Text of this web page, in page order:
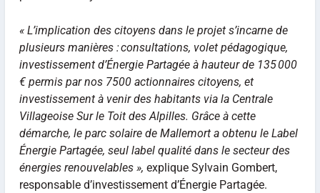
« L’implication des citoyens dans le projet s’incarne de
plusieurs manières : consultations, volet pédagogique,
investissement d’Énergie Partagée à hauteur de 135 000
€ permis par nos 7500 actionnaires citoyens, et
investissement à venir des habitants via la Centrale
Villageoise Sur le Toit des Alpilles. Grâce à cette
démarche, le parc solaire de Mallemort a obtenu le Label
Énergie Partagée, seul label qualité dans le secteur des
énergies renouvelables », explique Sylvain Gombert,
responsable d’investissement d’Énergie Partagée.